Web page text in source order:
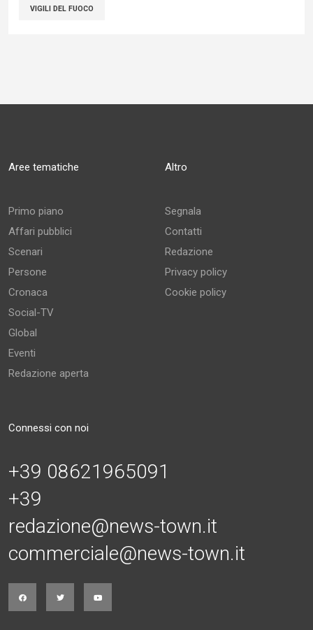
VIGILI DEL FUOCO
Aree tematiche
Primo piano
Affari pubblici
Scenari
Persone
Cronaca
Social-TV
Global
Eventi
Redazione aperta
Altro
Segnala
Contatti
Redazione
Privacy policy
Cookie policy
Connessi con noi
+39 08621965091
+39
redazione@news-town.it
commerciale@news-town.it